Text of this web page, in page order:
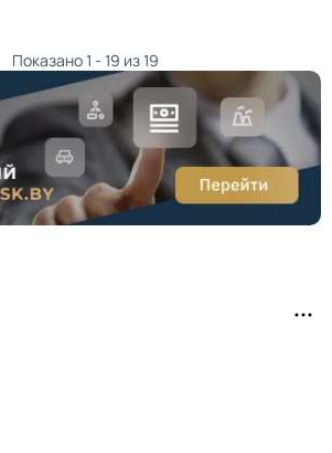
Показано 1 - 19 из 19